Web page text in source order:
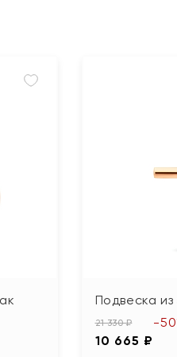
Подвеска из
21 330 ₽
10 665 ₽
-